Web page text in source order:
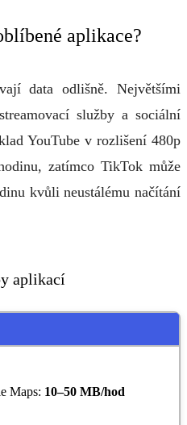
aplikace?
data odlišně. Největšími
služby a sociální
YouTube v rozlišení 480p
zatímco TikTok může
kvůli neustálému načítání
aplikací
Maps: 10–50 MB/hod